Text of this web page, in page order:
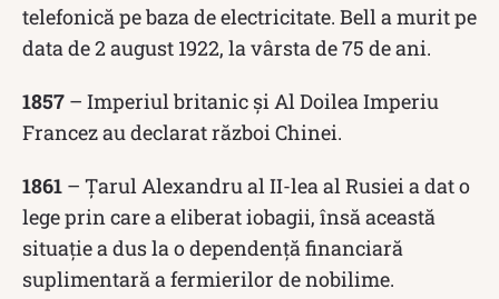
telefonică pe baza de electricitate. Bell a murit pe
data de 2 august 1922, la vârsta de 75 de ani.
1857 – Imperiul britanic și Al Doilea Imperiu
Francez au declarat război Chinei.
1861 – Țarul Alexandru al II-lea al Rusiei a dat o
lege prin care a eliberat iobagii, însă această
situație a dus la o dependență financiară
suplimentară a fermierilor de nobilime.